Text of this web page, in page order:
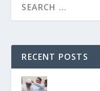
RECENT POSTS